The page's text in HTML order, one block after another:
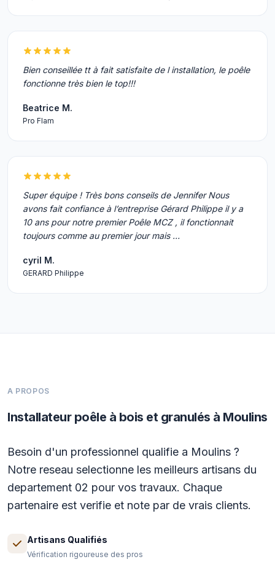
Bien conseillée tt à fait satisfaite de l installation, le poêle
fonctionne très bien le top!!!
Beatrice M.
Pro Flam
Super équipe ! Très bons conseils de Jennifer Nous
avons fait confiance à l’entreprise Gérard Philippe il y a
10 ans pour notre premier Poêle MCZ , il fonctionnait
toujours comme au premier jour mais …
cyril M.
GERARD Philippe
A PROPOS
Installateur poêle à bois et granulés à Moulins
Besoin d'un professionnel qualifie a Moulins ?
Notre reseau selectionne les meilleurs artisans du
departement 02 pour vos travaux. Chaque
partenaire est verifie et note par de vrais clients.
Artisans Qualifiés
Vérification rigoureuse des pros